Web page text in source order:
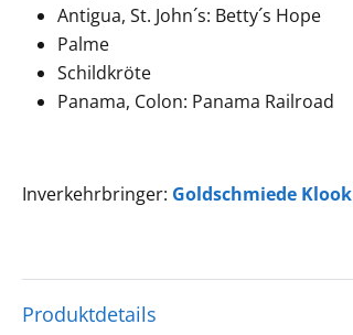
Antigua, St. John´s: Betty´s Hope
Palme
Schildkröte
Panama, Colon: Panama Railroad
Inverkehrbringer: Goldschmiede Klook
Produktdetails